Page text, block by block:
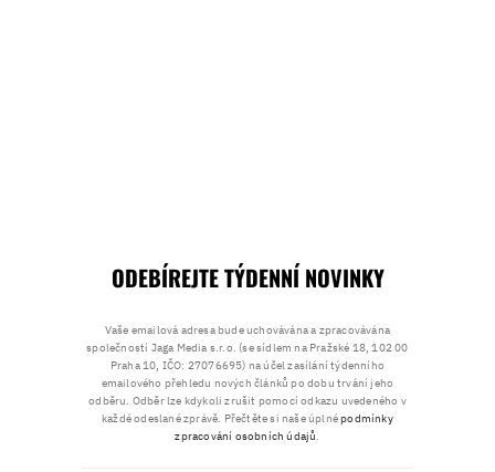
ODEBÍREJTE TÝDENNÍ NOVINKY
Vaše emailová adresa bude uchovávána a zpracovávána
společností Jaga Media s.r.o. (se sídlem na Pražské 18, 102 00
Praha 10, IČO: 27076695) na účel zasílání týdenního
emailového přehledu nových článků po dobu trvání jeho
odběru. Odběr lze kdykoli zrušit pomocí odkazu uvedeného v
každé odeslané zprávě. Přečtěte si naše úplnépodmínky
zpracování osobních údajů.